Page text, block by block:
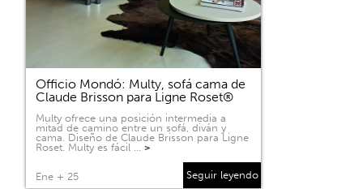
Officio Mondó: Multy, sofá cama de
Claude Brisson para Ligne Roset®
Multy ofrece una posición intermedia a
mitad de camino entre un sofá, diván y
cama. Diseño de Claude Brisson para Ligne
Roset. Multy es fácil … >
Ene + 25 Seguir leyendo